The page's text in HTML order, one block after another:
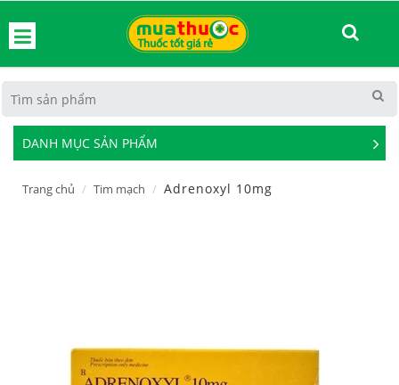
DANH MỤC SẢN PHẨM
See
Trang chủ Tim mạch Adrenoxyl 10mg